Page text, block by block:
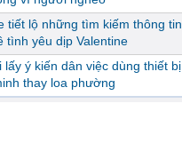
tiết lộ những tìm kiếm thông tin
tình yêu dịp Valentine
lấy ý kiến dân việc dùng thiết bị
thay loa phường